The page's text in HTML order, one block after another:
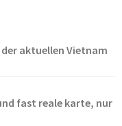
aktuellen Vietnam
fast reale karte, nur